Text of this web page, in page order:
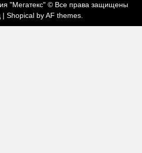
"Мегатекс" © Все права защищены
| Shopical by AF themes.